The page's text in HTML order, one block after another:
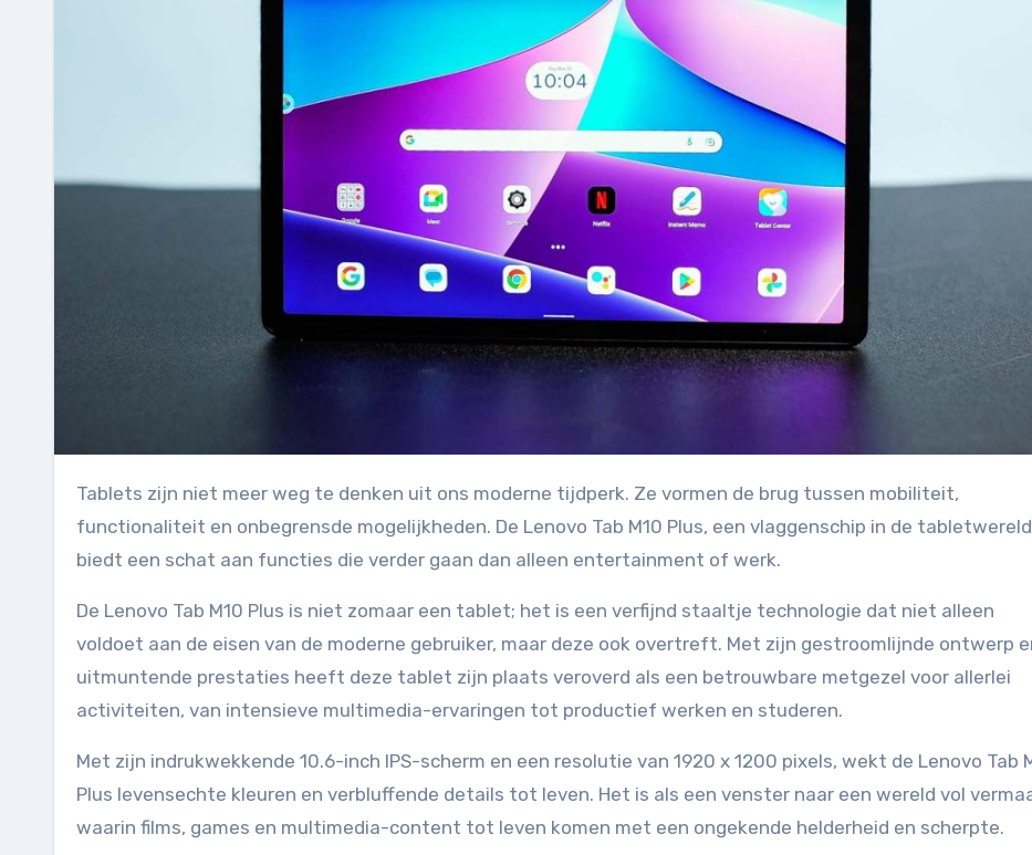
Tablets zijn niet meer weg te denken uit ons moderne tijdperk. Ze vormen de brug tussen mobiliteit,
functionaliteit en onbegrensde mogelijkheden. De Lenovo Tab M10 Plus, een vlaggenschip in de
biedt een schat aan functies die verder gaan dan alleen entertainment of werk.
De Lenovo Tab M10 Plus is niet zomaar een tablet; het is een verfijnd staaltje technologie dat niet alleen
voldoet aan de eisen van de moderne gebruiker, maar deze ook overtreft. Met zijn gestroomlijnde ontwerp
uitmuntende prestaties heeft deze tablet zijn plaats veroverd als een betrouwbare metgezel voor allerlei
activiteiten, van intensieve multimedia-ervaringen tot productief werken en studeren.
Met zijn indrukwekkende 10.6-inch IPS-scherm en een resolutie van 1920 x 1200 pixels, wekt de Lenovo Tab
Plus levensechte kleuren en verbluffende details tot leven. Het is als een venster naar een wereld vol
waarin films, games en multimedia-content tot leven komen met een ongekende helderheid en scherpte.